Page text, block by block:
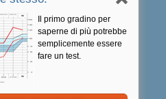
Il primo gradino per
saperne di più potrebbe
semplicemente essere
fare un test.